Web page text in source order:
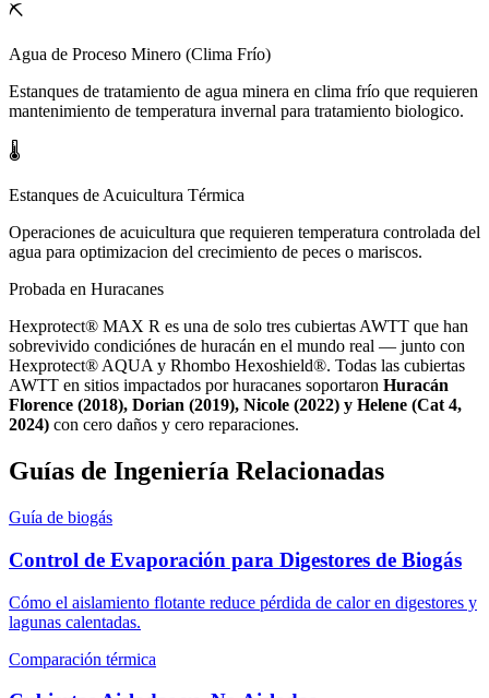
⛏️
Agua de Proceso Minero (Clima Frío)
Estanques de tratamiento de agua minera en clima frío que requieren
mantenimiento de temperatura invernal para tratamiento biologico.
🌡️
Estanques de Acuicultura Térmica
Operaciones de acuicultura que requieren temperatura controlada del
agua para optimizacion del crecimiento de peces o mariscos.
Probada en Huracanes
Hexprotect® MAX R es una de solo tres cubiertas AWTT que han
sobrevivido condiciónes de huracán en el mundo real — junto con
Hexprotect® AQUA y Rhombo Hexoshield®. Todas las cubiertas
AWTT en sitios impactados por huracanes soportaron Huracán
Florence (2018), Dorian (2019), Nicole (2022) y Helene (Cat 4,
2024) con cero daños y cero reparaciones.
Guías de Ingeniería Relacionadas
Guía de biogás
Control de Evaporación para Digestores de Biogás
Cómo el aislamiento flotante reduce pérdida de calor en digestores y
lagunas calentadas.
Comparación térmica